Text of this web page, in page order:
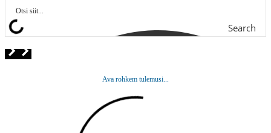
Search
Ava rohkem tulemusi...